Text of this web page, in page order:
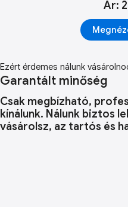
Ár:
Ezért érdemes nálunk
Garantált minőség
Csak megbízható,
kínálunk. Nálunk biztos
vásárolsz, az tartós és